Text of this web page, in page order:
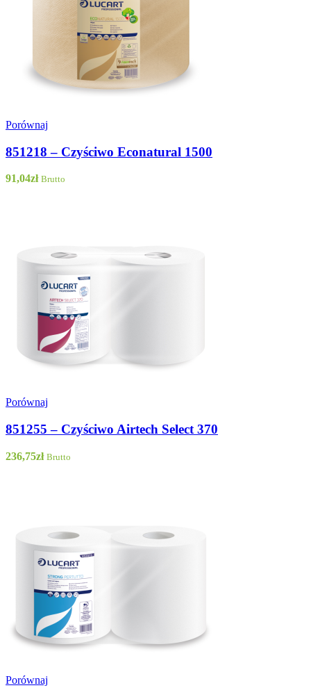
Porównaj
851218 – Czyściwo Econatural 1500
91,04zł Brutto
Porównaj
851255 – Czyściwo Airtech Select 370
236,75zł Brutto
Porównaj